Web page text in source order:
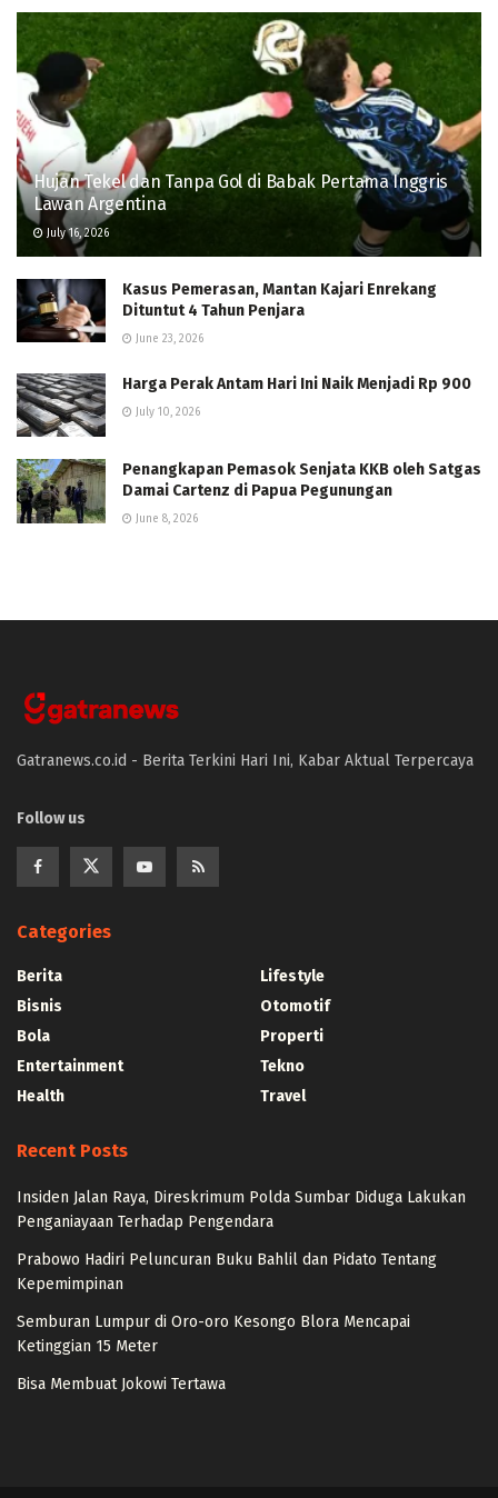
Hujan Tekel dan Tanpa Gol di Babak Pertama Inggris
Lawan Argentina
July 16, 2026
Kasus Pemerasan, Mantan Kajari Enrekang
Dituntut 4 Tahun Penjara
June 23, 2026
Harga Perak Antam Hari Ini Naik Menjadi Rp 900
July 10, 2026
Penangkapan Pemasok Senjata KKB oleh Satgas
Damai Cartenz di Papua Pegunungan
June 8, 2026
Gatranews.co.id - Berita Terkini Hari Ini, Kabar Aktual Terpercaya
Follow us
Categories
Berita
Bisnis
Bola
Entertainment
Health
Lifestyle
Otomotif
Properti
Tekno
Travel
Recent Posts
Insiden Jalan Raya, Direskrimum Polda Sumbar Diduga Lakukan
Penganiayaan Terhadap Pengendara
Prabowo Hadiri Peluncuran Buku Bahlil dan Pidato Tentang
Kepemimpinan
Semburan Lumpur di Oro-oro Kesongo Blora Mencapai
Ketinggian 15 Meter
Bisa Membuat Jokowi Tertawa